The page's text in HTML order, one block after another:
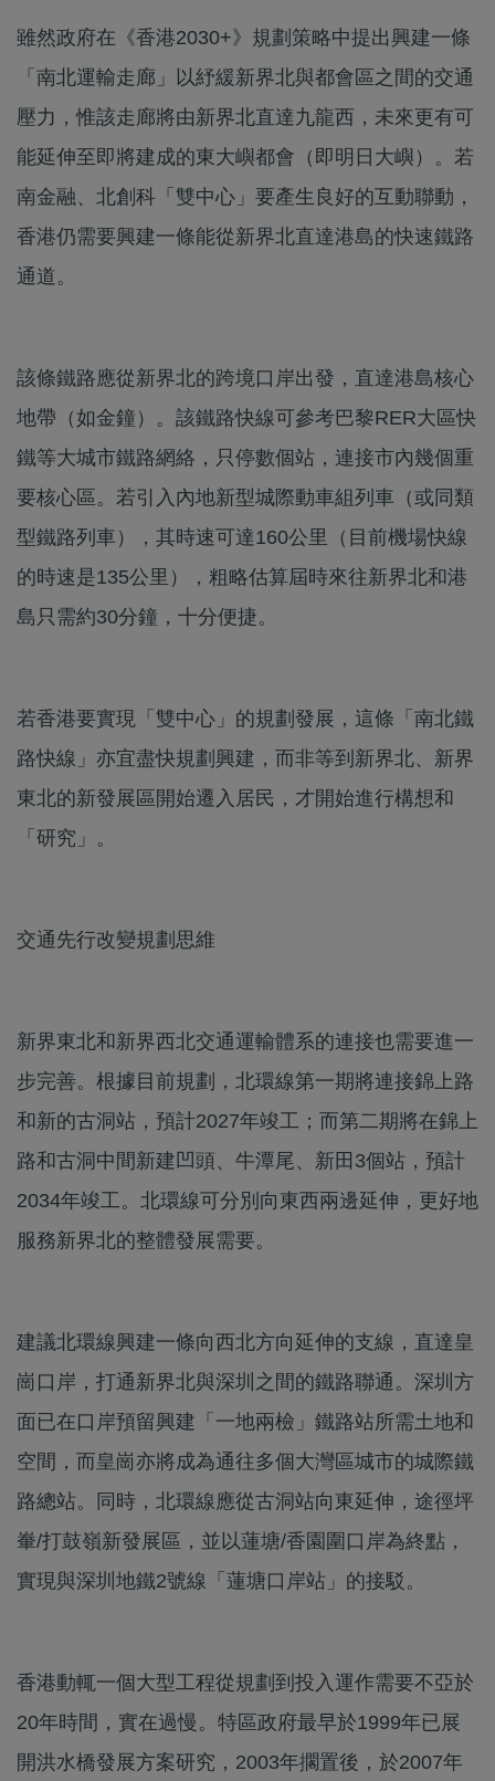
雖然政府在《香港2030+》規劃策略中提出興建一條
「南北運輸走廊」以紓緩新界北與都會區之間的交通
壓力，惟該走廊將由新界北直達九龍西，未來更有可
能延伸至即將建成的東大嶼都會（即明日大嶼）。若
南金融、北創科「雙中心」要產生良好的互動聯動，
香港仍需要興建一條能從新界北直達港島的快速鐵路
通道。
該條鐵路應從新界北的跨境口岸出發，直達港島核心
地帶（如金鐘）。該鐵路快線可參考巴黎RER大區快
鐵等大城市鐵路網絡，只停數個站，連接市內幾個重
要核心區。若引入內地新型城際動車組列車（或同類
型鐵路列車），其時速可達160公里（目前機場快線
的時速是135公里），粗略估算屆時來往新界北和港
島只需約30分鐘，十分便捷。
若香港要實現「雙中心」的規劃發展，這條「南北鐵
路快線」亦宜盡快規劃興建，而非等到新界北、新界
東北的新發展區開始遷入居民，才開始進行構想和
「研究」。
交通先行改變規劃思維
新界東北和新界西北交通運輸體系的連接也需要進一
步完善。根據目前規劃，北環線第一期將連接錦上路
和新的古洞站，預計2027年竣工；而第二期將在錦上
路和古洞中間新建凹頭、牛潭尾、新田3個站，預計
2034年竣工。北環線可分別向東西兩邊延伸，更好地
服務新界北的整體發展需要。
建議北環線興建一條向西北方向延伸的支線，直達皇
崗口岸，打通新界北與深圳之間的鐵路聯通。深圳方
面已在口岸預留興建「一地兩檢」鐵路站所需土地和
空間，而皇崗亦將成為通往多個大灣區城市的城際鐵
路總站。同時，北環線應從古洞站向東延伸，途徑坪
輋/打鼓嶺新發展區，並以蓮塘/香園圍口岸為終點，
實現與深圳地鐵2號線「蓮塘口岸站」的接駁。
香港動輒一個大型工程從規劃到投入運作需要不亞於
20年時間，實在過慢。特區政府最早於1999年已展
開洪水橋發展方案研究，2003年擱置後，於2007年